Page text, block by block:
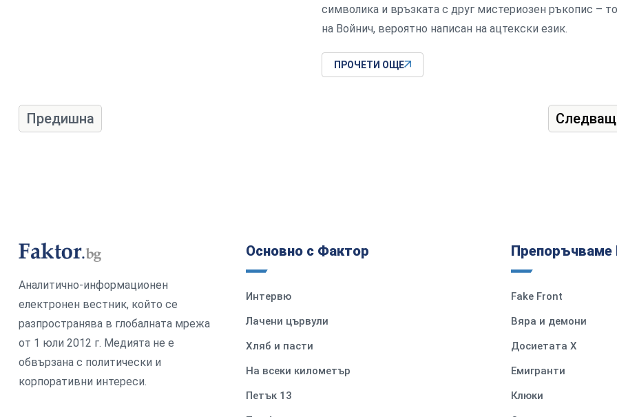
символика и връзката с друг мистериозен ръкопис –
на Войнич, вероятно написан на ацтекски език.
ПРОЧЕТИ ОЩЕ
Предишна
Аналитично-информационен
електронен вестник, който се
разпространява в глобалната мрежа
от 1 юли 2012 г. Медията не е
обвързана с политически и
корпоративни интереси.
Основно с Фактор
Интервю
Лачени цървули
Хляб и пасти
На всеки километър
Петък 13
Препоръчваме
Fake Front
Вяра и демони
Досиетата Х
Емигранти
Клюки